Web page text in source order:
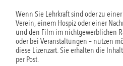
Wenn Sie Lehrkraft sind oder zu
Verein, einem Hospiz oder einer
und den Film im nichtgewerblichen
oder bei Veranstaltungen – nutzen
diese Lizenzart. Sie erhalten die
per Post.